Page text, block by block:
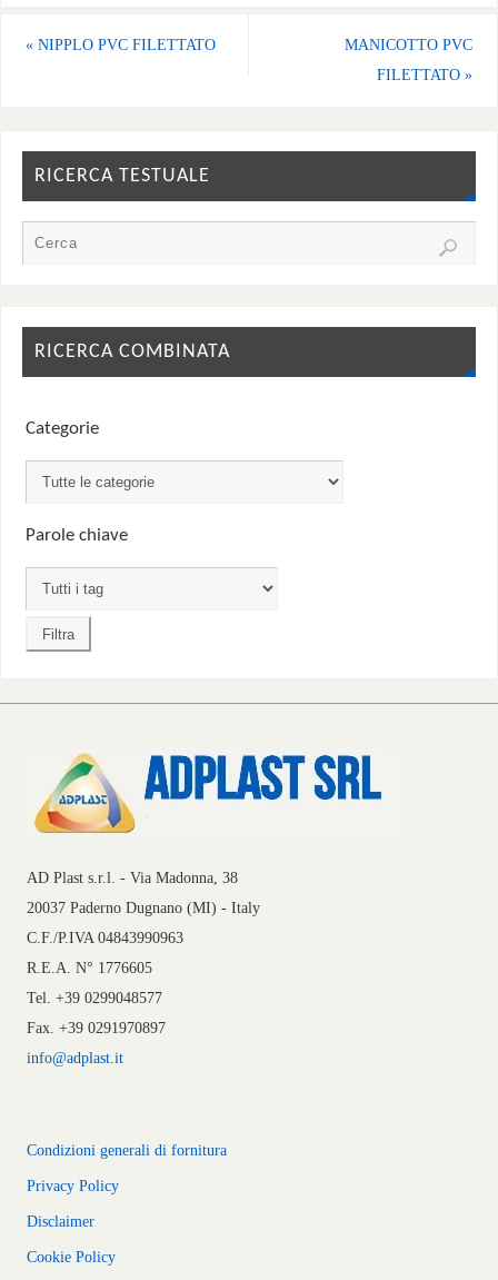
«NIPPLO PVC FILETTATO
MANICOTTO PVC
FILETTATO»
RICERCA TESTUALE
RICERCA COMBINATA
Categorie
Parole chiave
AD Plast s.r.l. - Via Madonna, 38
20037 Paderno Dugnano (MI) - Italy
C.F./P.IVA 04843990963
R.E.A. N° 1776605
Tel. +39 0299048577
Fax. +39 0291970897
info@adplast.it
Condizioni generali di fornitura
Privacy Policy
Disclaimer
Cookie Policy